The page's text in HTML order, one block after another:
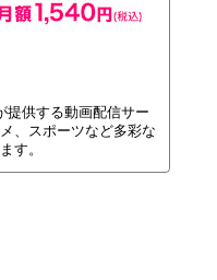
提供する動画配信サー
、スポーツなど多彩な
す。